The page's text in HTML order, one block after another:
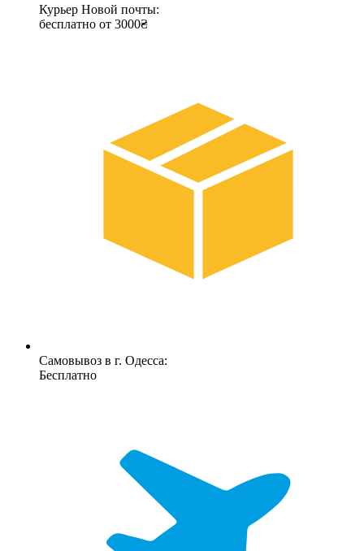
Курьер Новой почты:
бесплатно от 3000₴
Самовывоз в г. Одесса:
Бесплатно